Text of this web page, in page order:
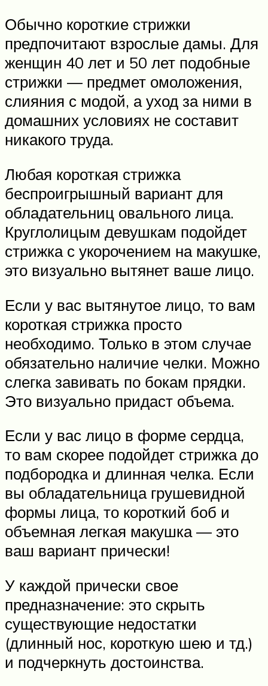
Обычно короткие стрижки
предпочитают взрослые дамы. Для
женщин 40 лет и 50 лет подобные
стрижки — предмет омоложения,
слияния с модой, а уход за ними в
домашних условиях не составит
никакого труда.
Любая короткая стрижка
беспроигрышный вариант для
обладательниц овального лица.
Круглолицым девушкам подойдет
стрижка с укорочением на макушке,
это визуально вытянет ваше лицо.
Если у вас вытянутое лицо, то вам
короткая стрижка просто
необходимо. Только в этом случае
обязательно наличие челки. Можно
слегка завивать по бокам прядки.
Это визуально придаст объема.
Если у вас лицо в форме сердца,
то вам скорее подойдет стрижка до
подбородка и длинная челка. Если
вы обладательница грушевидной
формы лица, то короткий боб и
объемная легкая макушка — это
ваш вариант прически!
У каждой прически свое
предназначение: это скрыть
существующие недостатки
(длинный нос, короткую шею и тд.)
и подчеркнуть достоинства.